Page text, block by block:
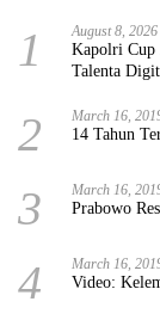
1 August 8, 2026
Kapolri Cup
Talenta
2 March 16,
14 Tahun
3 March 16,
Prabowo
4 March 16,
Video: